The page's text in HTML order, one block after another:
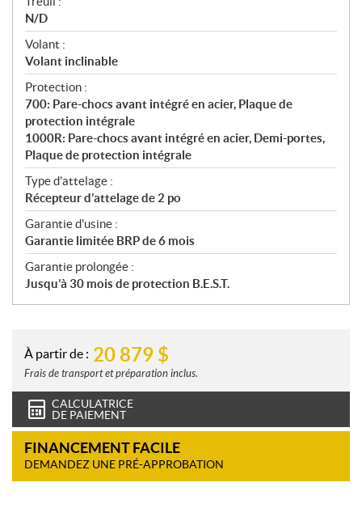
N/D
Volant :
Volant inclinable
Protection :
700: Pare-chocs avant intégré en acier, Plaque de
protection intégrale
1000R: Pare-chocs avant intégré en acier, Demi-portes,
Plaque de protection intégrale
Type d'attelage :
Récepteur d’attelage de 2 po
Garantie d'usine :
Garantie limitée BRP de 6 mois
Garantie prolongée :
Jusqu’à 30 mois de protection B.E.S.T.
À partir de : 20 879 $
Frais de transport et préparation inclus.
CALCULATRICE
DE PAIEMENT
FINANCEMENT FACILE
DEMANDEZ UNE PRÉ-APPROBATION